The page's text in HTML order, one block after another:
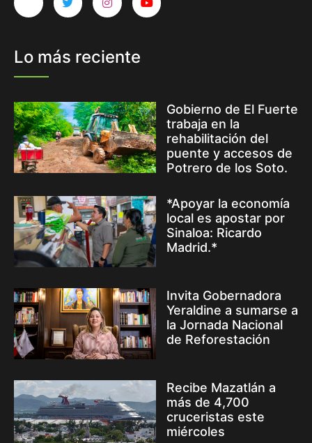
Lo más reciente
Gobierno de El Fuerte
trabaja en la
rehabilitación del
puente y accesos de
Potrero de los Soto.
*Apoyar la economía
local es apostar por
Sinaloa: Ricardo
Madrid.*
Invita Gobernadora
Yeraldine a sumarse a
la Jornada Nacional
de Reforestación
Recibe Mazatlán a
más de 4,700
cruceristas este
miércoles